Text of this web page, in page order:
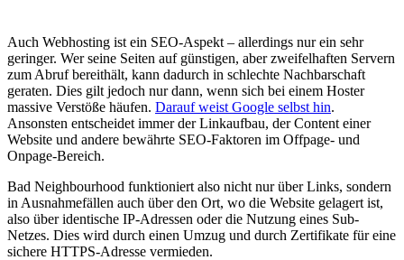
Auch Webhosting ist ein SEO-Aspekt – allerdings nur ein sehr
geringer. Wer seine Seiten auf günstigen, aber zweifelhaften Servern
zum Abruf bereithält, kann dadurch in schlechte Nachbarschaft
geraten. Dies gilt jedoch nur dann, wenn sich bei einem Hoster
massive Verstöße häufen. Darauf weist Google selbst hin.
Ansonsten entscheidet immer der Linkaufbau, der Content einer
Website und andere bewährte SEO-Faktoren im Offpage- und
Onpage-Bereich.
Bad Neighbourhood funktioniert also nicht nur über Links, sondern
in Ausnahmefällen auch über den Ort, wo die Website gelagert ist,
also über identische IP-Adressen oder die Nutzung eines Sub-
Netzes. Dies wird durch einen Umzug und durch Zertifikate für eine
sichere HTTPS-Adresse vermieden.